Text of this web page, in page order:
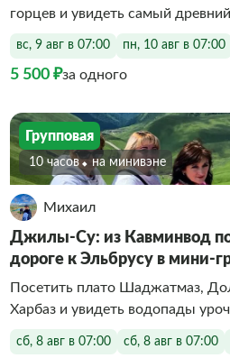
горцев и увидеть самый
вс, 9 авг в 07:00 пн, 10 авг в 07:00
5 500 ₽за одного
Групповая
10 часов На минивэне
Михаил
Джилы-Су: из Кавминвод
дороге к Эльбрусу в мини-
Посетить плато Шаджатмаз,
Харбаз и увидеть водопады
сб, 8 авг в 07:00 сб, 8 авг в 07:00